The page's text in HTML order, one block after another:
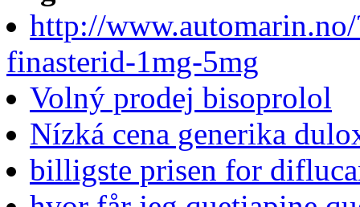
http://
finasterid-1mg-5mg
Volný prodej bisoprolol
Nízká cena generika
billigste prisen for